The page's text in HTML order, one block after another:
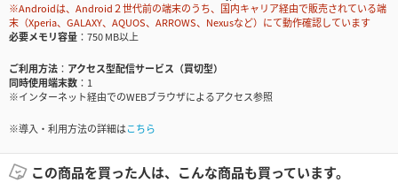
※Androidは、Android２世代前の端末のうち、国内キャリア経由で販売されている端
末（Xperia、GALAXY、AQUOS、ARROWS、Nexusなど）にて動作確認しています
必要メモリ容量
750 MB以上
ご利用方法
アクセス型配信サービス（買切型）
同時使用端末数
1
※インターネット経由でのWEBブラウザによるアクセス参照
※導入・利用方法の詳細はこちら
この商品を買った人は、こんな商品も買っています。